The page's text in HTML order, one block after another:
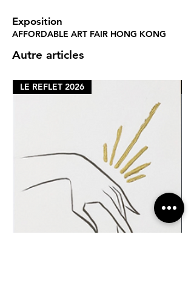
Exposition
AFFORDABLE ART FAIR HONG KONG
Autre articles
LE REFLET 2026